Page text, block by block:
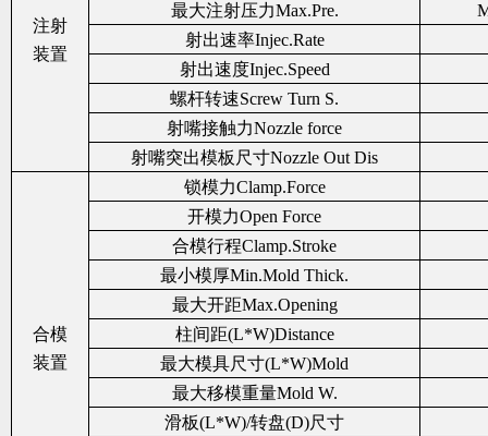
注射
装置
最大注射压力Max.Pre.
射出速率Injec.Rate
射出速度Injec.Speed
螺杆转速Screw Turn S.
射嘴接触力Nozzle force
射嘴突出模板尺寸Nozzle Out Dis
合模
装置
锁模力Clamp.Force
开模力Open Force
合模行程Clamp.Stroke
最小模厚Min.Mold Thick.
最大开距Max.Opening
柱间距(L*W)Distance
最大模具尺寸(L*W)Mold
最大移模重量Mold W.
滑板(L*W)/转盘(D)尺寸